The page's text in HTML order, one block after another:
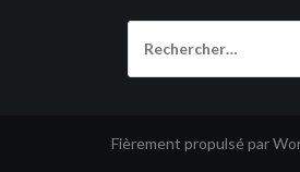
Fièrement propulsé par